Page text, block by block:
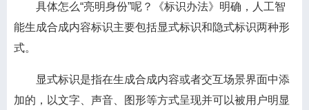
具体怎么“亮明身份”呢？《标识办法》明确，人工智
能生成合成内容标识主要包括显式标识和隐式标识两种形
式。
显式标识是指在生成合成内容或者交互场景界面中添
加的，以文字、声音、图形等方式呈现并可以被用户明显